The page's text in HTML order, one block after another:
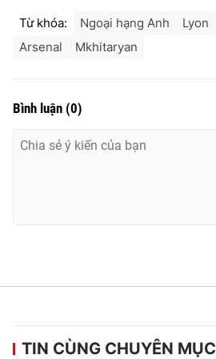
Từ khóa: Ngoại hạng Anh Lyon
Arsenal
Mkhitaryan
Bình luận (0)
TIN CÙNG CHUYÊN MỤC